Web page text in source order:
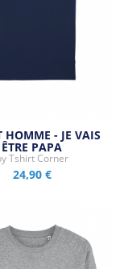
HOMME - JE VAIS
ÊTRE PAPA
Tshirt Corner
24,90 €